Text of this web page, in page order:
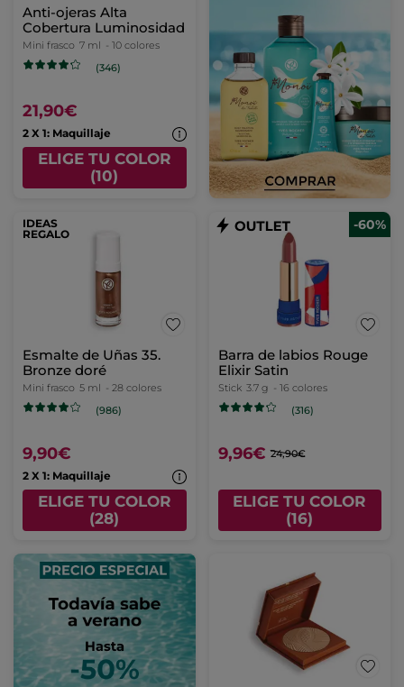
Anti-ojeras Alta
Cobertura Luminosidad
Mini frasco 7 ml - 10 colores
(346)
21,90€
2 X 1: Maquillaje
ELIGE TU COLOR
(10)
IDEAS
REGALO
Esmalte de Uñas 35.
Bronze doré
Mini frasco 5 ml - 28 colores
(986)
9,90€
2 X 1: Maquillaje
ELIGE TU COLOR
(28)
-60%
Barra de labios Rouge
Elixir Satin
Stick 3.7 g - 16 colores
(316)
9,96€ 24,90€
ELIGE TU COLOR
(16)